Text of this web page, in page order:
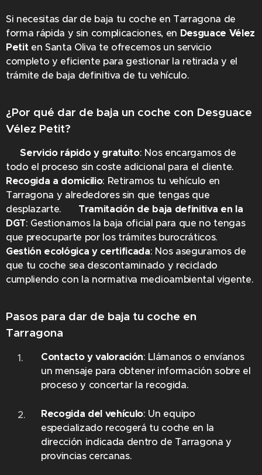
Si necesitas dar de baja tu coche en Tarragona de
forma rápida y sin complicaciones, en Desguace Vélez
Petiten Santa Oliva te ofrecemos un servicio
completo y eficiente para gestionar la retirada y el
trámite de baja definitiva de tu vehículo.
¿Por qué dar de baja un coche con Desguace
Vélez Petit?
✔Servicio rápido y gratuito: Nos encargamos de
todo el proceso sin coste adicional para el cliente. ✔
Recogida a domicilio: Retiramos tu vehículo en
Tarragona y alrededores sin que tengas que
desplazarte. ✔ Tramitación de baja definitiva en la
DGT: Gestionamos la baja oficial para que no tengas
que preocuparte por los trámites burocráticos. ✔
Gestión ecológica y certificada: Nos aseguramos de
que tu coche sea descontaminado y reciclado
cumpliendo con la normativa medioambiental vigente.
Pasos para dar de baja tu coche en
Tarragona
Contacto y valoración: Llámanos o envíanos
un mensaje para obtener información sobre el
proceso y concertar la recogida.
Recogida del vehículo: Un equipo
especializado recogerá tu coche en la
dirección indicada dentro de Tarragona y
provincias cercanas.